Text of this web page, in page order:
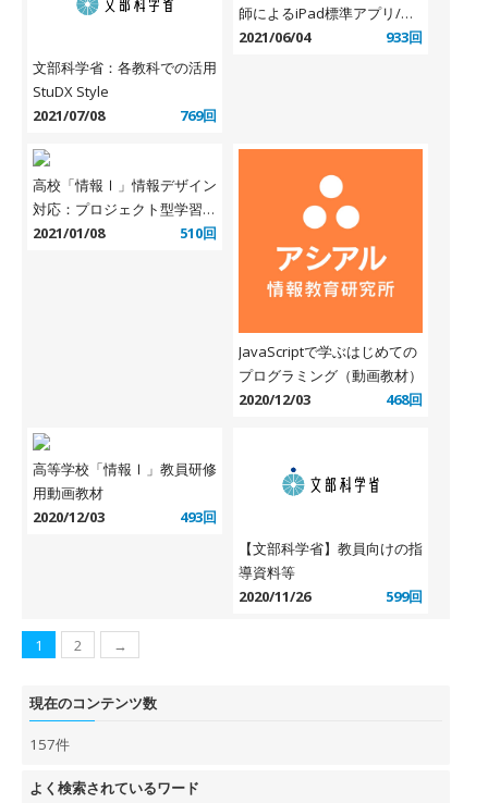
文部科学省：各教科での活用
StuDX Style
2021/07/08
769回
師によるiPad標準アプリ/標
準機能の研修動画4本
2021/06/04 933回
高校「情報Ⅰ」情報デザイン
対応：プロジェクト型学習
「防災アプリを作ろう」授業
2021/01/08 510回
JavaScriptで学ぶはじめての
プログラミング（動画教材）
2020/12/03
468回
高等学校「情報Ⅰ」教員研修
用動画教材
2020/12/03
493回
【文部科学省】教員向けの指
導資料等
2020/11/26
599回
1 2 →
現在のコンテンツ数
157件
よく検索されているワード